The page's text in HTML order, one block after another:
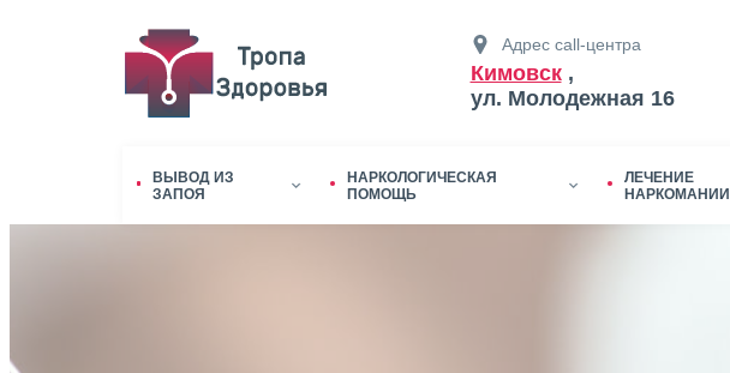
Адрес call-центра
Кимовск,
ул. Молодежная 16
ВЫВОД ИЗ
ЗАПОЯ
НАРКОЛОГИЧЕСКАЯ
ПОМОЩЬ
ЛЕЧЕНИЕ
НАРКОМАНИИ